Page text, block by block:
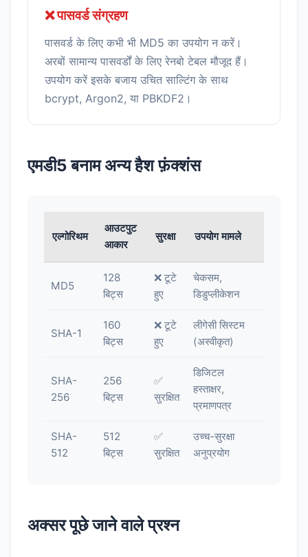
❌ पासवर्ड संग्रहण
पासवर्ड के लिए कभी भी MD5 का उपयोग न करें।
अरबों सामान्य पासवर्डों के लिए रेनबो टेबल मौजूद हैं।
उपयोग करें इसके बजाय उचित साल्टिंग के साथ
bcrypt, Argon2, या PBKDF2।
एमडी5 बनाम अन्य हैश फ़ंक्शंस
एल्गोरिथम
आउटपुट
आकार
सुरक्षा उपयोग मामले
MD5
128
बिट्स
❌ टूटे
हुए
चेकसम,
डिडुप्लीकेशन
SHA-1
160
बिट्स
❌ टूटे
हुए
लीगेसी सिस्टम
(अस्वीकृत)
SHA-
256
256
बिट्स
✅
सुरक्षित
डिजिटल
हस्ताक्षर,
प्रमाणपत्र
SHA-
512
512
बिट्स
✅
सुरक्षित
उच्च-सुरक्षा
अनुप्रयोग
अक्सर पूछे जाने वाले प्रश्न